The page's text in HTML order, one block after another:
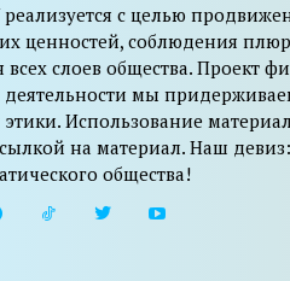
реализуется с целью
ценностей, соблюдения
слоев общества. Проект
деятельности мы
Использование
на материал. Наш
общества!